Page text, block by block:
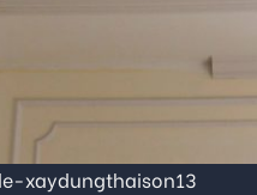
xaydungthaison13